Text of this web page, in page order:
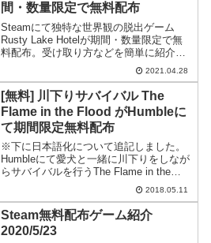
間・数量限定で無料配布
Steamにて独特な世界観の脱出ゲーム
Rusty Lake Hotelが期間・数量限定で無
料配布。受け取り方などを簡単に紹介し
2021.04.28
[無料] 川下りサバイバル The
Flame in the Flood がHumbleに
て期間限定無料配布
※下に日本語化について追記しました。
Humbleにて愛犬と一緒に川下りをしなが
らサバイバルを行うThe Flame in the
Flood が期間限定無料配布です。The
Flame in the Floodが無料配布～イカダで
川を下って...
2018.05.11
Steam無料配布ゲーム紹介
2020/5/23